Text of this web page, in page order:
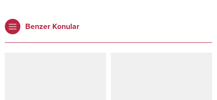
Benzer Konular